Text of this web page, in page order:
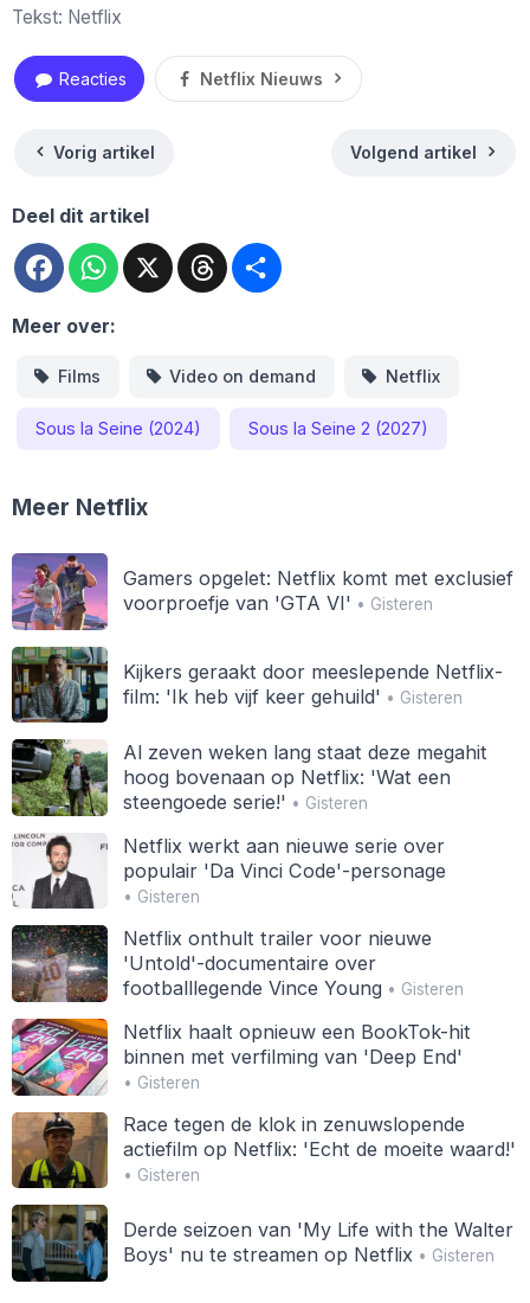
Tekst: Netflix
Reacties Netflix Nieuws
Vorig artikel Volgend artikel
Deel dit artikel
FacebookWhatsApp
X Threads
Meer over:
Films Video on demand Netflix
Sous la Seine (2024) Sous la Seine 2 (2027)
Meer Netflix
Gamers opgelet: Netflix komt met exclusief
voorproefje van 'GTA VI' • Gisteren
Kijkers geraakt door meeslepende Netflix-
film: 'Ik heb vijf keer gehuild' • Gisteren
Al zeven weken lang staat deze megahit
hoog bovenaan op Netflix: 'Wat een
steengoede serie!' • Gisteren
Netflix werkt aan nieuwe serie over
populair 'Da Vinci Code'-personage
• Gisteren
Netflix onthult trailer voor nieuwe
'Untold'-documentaire over
footballlegende Vince Young• Gisteren
Netflix haalt opnieuw een BookTok-hit
binnen met verfilming van 'Deep End'
• Gisteren
Race tegen de klok in zenuwslopende
actiefilm op Netflix: 'Echt de moeite waard!'
• Gisteren
Derde seizoen van 'My Life with the Walter
Boys' nu te streamen op Netflix• Gisteren